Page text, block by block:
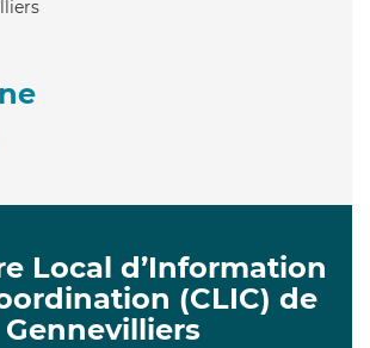
Local d’Information
(CLIC) de
Gennevilliers